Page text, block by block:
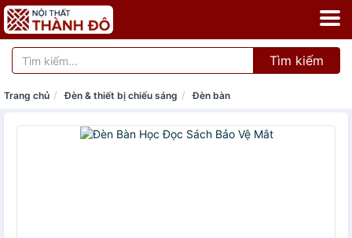
Tìm kiếm
Trang chủ Đèn & thiết bị chiếu sáng Đèn bàn